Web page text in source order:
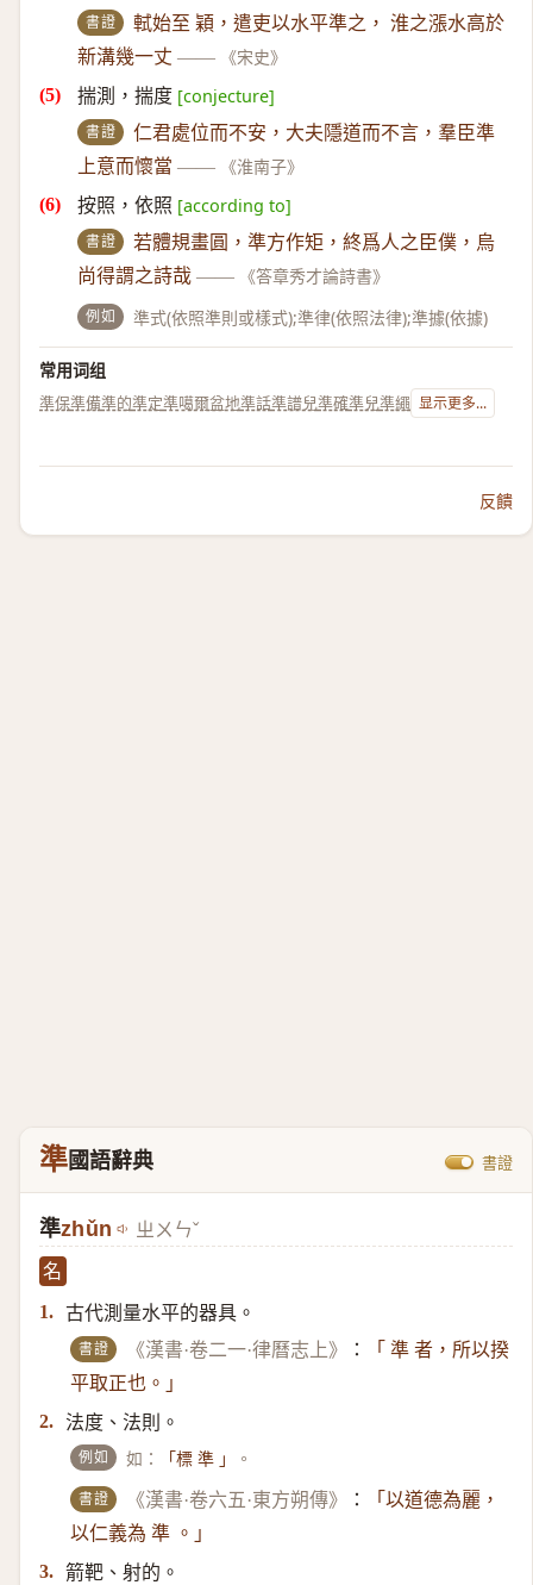
書證
軾始至 穎，遣吏以水平準之， 淮之漲水高於
新溝幾一丈 —— 《宋史》
揣測，揣度 [conjecture]
書證
仁君處位而不安，大夫隱道而不言，羣臣準
上意而懷當 —— 《淮南子》
按照，依照 [according to]
書證
若體規畫圓，準方作矩，終爲人之臣僕，烏
尚得謂之詩哉 —— 《答章秀才論詩書》
例如 準式(依照準則或樣式);準律(依照法律);準據(依據)
常用词组
準保準備準的準定準噶爾盆地準話準譜兒準確準兒準繩 显示更多...
反饋
準國語辭典 書證
準zhǔn ㄓㄨㄣˇ
名
1. 古代測量水平的器具。
書證 《漢書·卷二一·律曆志上》 ：
「 準 者，所以揆
平取正也。」
2.
法度、法則。
例如 如： 「標 準 」 。
書證 《漢書·卷六五·東方朔傳》 ：
「以道德為麗，
以仁義為 準 。」
3. 箭靶、射的。